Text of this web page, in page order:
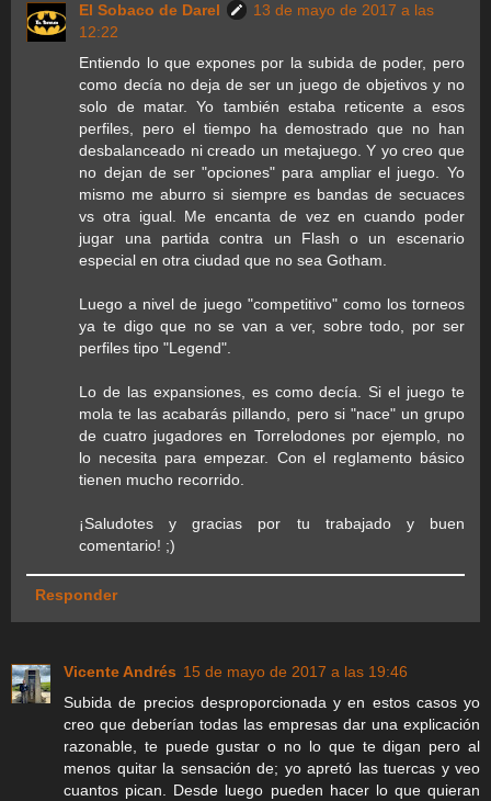
El Sobaco de Darel
13 de mayo de 2017 a las
12:22
Entiendo lo que expones por la subida de poder, pero
como decía no deja de ser un juego de objetivos y no
solo de matar. Yo también estaba reticente a esos
perfiles, pero el tiempo ha demostrado que no han
desbalanceado ni creado un metajuego. Y yo creo que
no dejan de ser "opciones" para ampliar el juego. Yo
mismo me aburro si siempre es bandas de secuaces
vs otra igual. Me encanta de vez en cuando poder
jugar una partida contra un Flash o un escenario
especial en otra ciudad que no sea Gotham.
Luego a nivel de juego "competitivo" como los torneos
ya te digo que no se van a ver, sobre todo, por ser
perfiles tipo "Legend".
Lo de las expansiones, es como decía. Si el juego te
mola te las acabarás pillando, pero si "nace" un grupo
de cuatro jugadores en Torrelodones por ejemplo, no
lo necesita para empezar. Con el reglamento básico
tienen mucho recorrido.
¡Saludotes y gracias por tu trabajado y buen
comentario! ;)
Responder
Vicente Andrés 15 de mayo de 2017 a las 19:46
Subida de precios desproporcionada y en estos casos yo
creo que deberían todas las empresas dar una explicación
razonable, te puede gustar o no lo que te digan pero al
menos quitar la sensación de; yo apretó las tuercas y veo
cuantos pican. Desde luego pueden hacer lo que quieran